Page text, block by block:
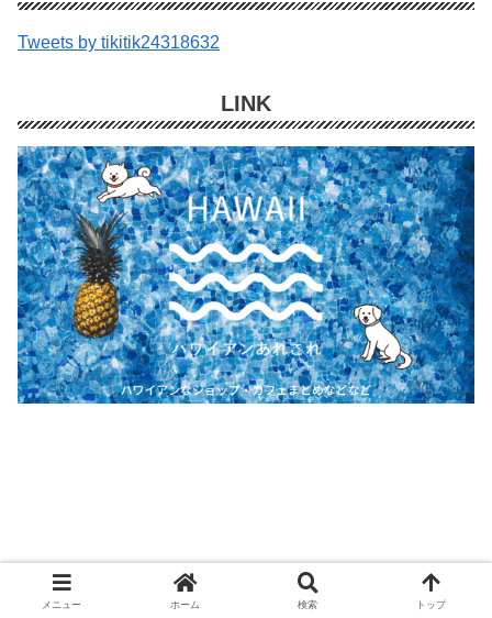
Tweets by tikitik24318632
LINK
メニュー ホーム 検索 トップ